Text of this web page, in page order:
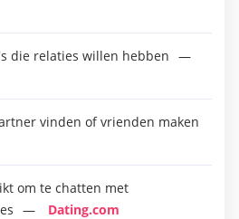
die relaties willen hebben
vinden of vrienden maken
om te chatten met
Dating.com